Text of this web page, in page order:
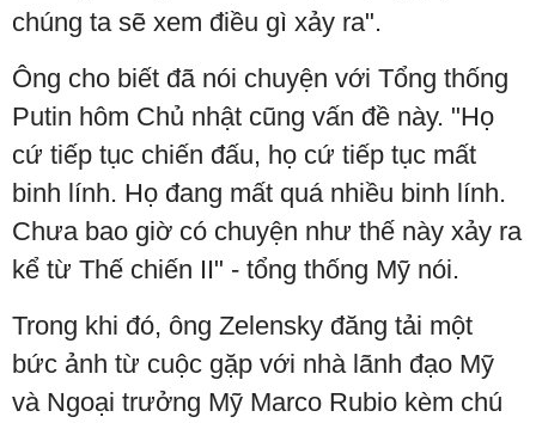
chúng ta sẽ xem điều gì xảy ra".
Ông cho biết đã nói chuyện với Tổng thống
Putin hôm Chủ nhật cũng vấn đề này. "Họ
cứ tiếp tục chiến đấu, họ cứ tiếp tục mất
binh lính. Họ đang mất quá nhiều binh lính.
Chưa bao giờ có chuyện như thế này xảy ra
kể từ Thế chiến II" - tổng thống Mỹ nói.
Trong khi đó, ông Zelensky đăng tải một
bức ảnh từ cuộc gặp với nhà lãnh đạo Mỹ
và Ngoại trưởng Mỹ Marco Rubio kèm chú